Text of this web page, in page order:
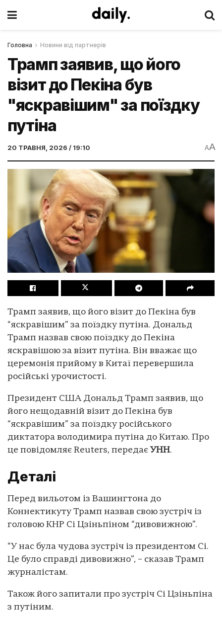
Головна Новини від партнерів
Трамп заявив, що його
візит до Пекіна був
"яскравішим" за поїздку
путіна
20 ТРАВНЯ, 2026 / 19:10 AA
Трамп заявив, що його візит до Пекіна був
“яскравішим” за поїздку путіна. Дональд
Трамп назвав свою поїздку до Пекіна
яскравішою за візит путіна. Він вважає що
церемонія прийому в Китаї перевершила
російські урочистості.
Президент США Дональд Трамп заявив, що
його нещодавній візит до Пекіна був
“яскравішим” за поїздку російського
диктатора володимира путіна до Китаю. Про
це повідомляє Reuters, передає УНН.
Деталі
Перед вильотом із Вашингтона до
Коннектикуту Трамп назвав свою зустріч із
головою КНР Сі Цзіньпіном “дивовижною”.
“У нас була чудова зустріч із президентом Сі.
Це було справді дивовижно”, – сказав Трамп
журналістам.
Також його запитали про зустріч Сі Цзіньпіна
з путіним.